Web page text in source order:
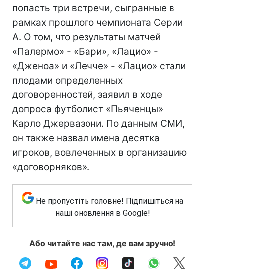
попасть три встречи, сыгранные в
рамках прошлого чемпионата Серии
А. О том, что результаты матчей
«Палермо» - «Бари», «Лацио» -
«Дженоа» и «Лечче» - «Лацио» стали
плодами определенных
договоренностей, заявил в ходе
допроса футболист «Пьяченцы»
Карло Джервазони. По данным СМИ,
он также назвал имена десятка
игроков, вовлеченных в организацию
«договорняков».
Не пропустіть головне! Підпишіться на
наші оновлення в Google!
Або читайте нас там, де вам зручно!